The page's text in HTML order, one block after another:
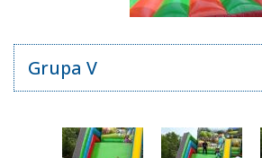
Grupa V